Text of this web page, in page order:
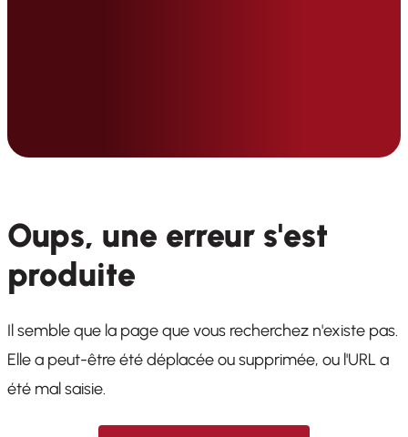
Oups, une erreur s'est
produite
Il semble que la page que vous recherchez n'existe pas.
Elle a peut-être été déplacée ou supprimée, ou l'URL a
été mal saisie.